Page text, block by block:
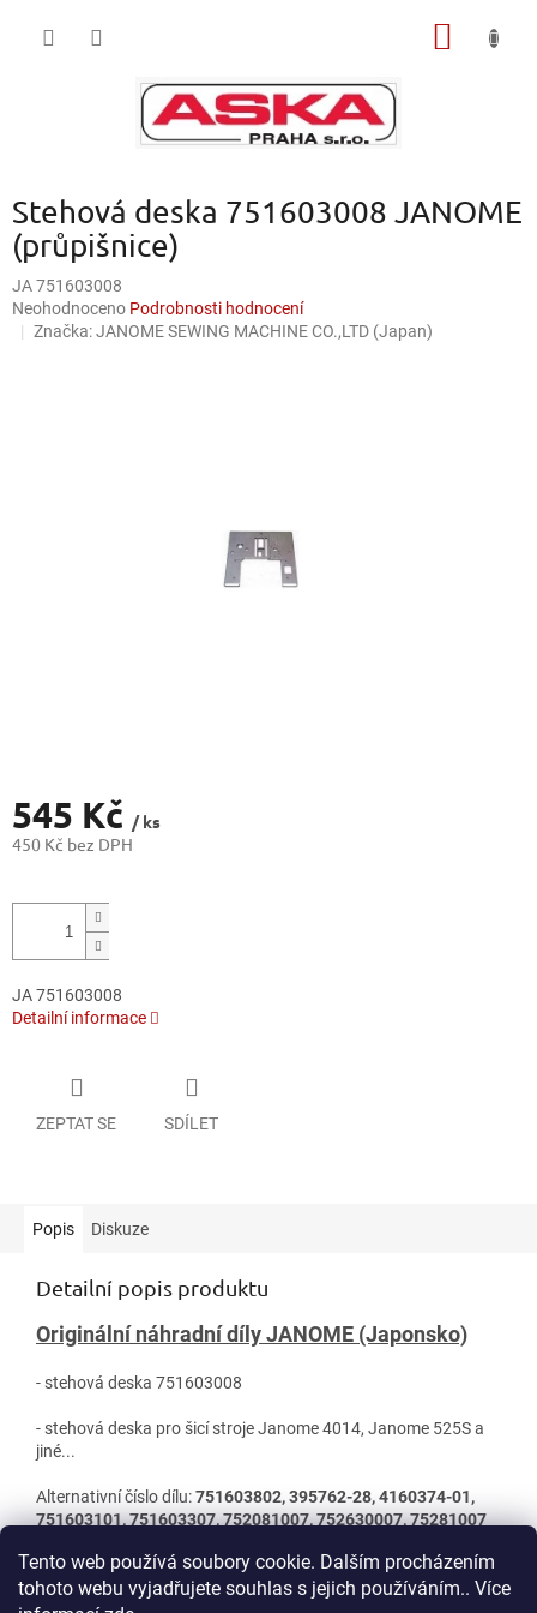
Tento web používá soubory cookie. Dalším procházením
tohoto webu vyjadřujete souhlas s jejich používáním.. Více
Stehová deska 751603008 JANOME
(průpišnice)
JA 751603008
Průměrné
hodnocení
Neohodnoceno Podrobnosti hodnocení
Značka:JANOME SEWING MACHINE CO.,LTD (Japan)
545 Kč / ks
450 Kč bez DPH
cena:
JA 751603008
Detailní informace
ZEPTAT SE SDÍLET
Popis Diskuze
Detailní popis produktu
Originální náhradní díly JANOME (Japonsko)
- stehová deska 751603008
- stehová deska pro šicí stroje Janome 4014, Janome 525S a
jiné...
Alternativní číslo dílu:751603802, 395762-28, 4160374-01,
751603101, 751603307, 752081007, 752630007, 75281007